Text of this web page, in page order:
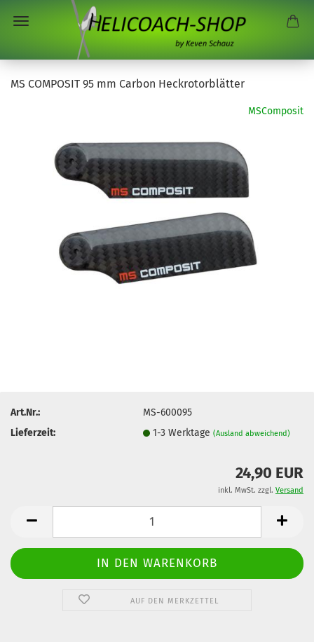
MS COMPOSIT 95 mm Carbon Heckrotorblätter
MSComposit
Art.Nr.:
MS-600095
Lieferzeit:
1-3 Werktage(Ausland abweichend)
24,90 EUR
inkl. MwSt. zzgl. Versand
AUF DEN MERKZETTEL